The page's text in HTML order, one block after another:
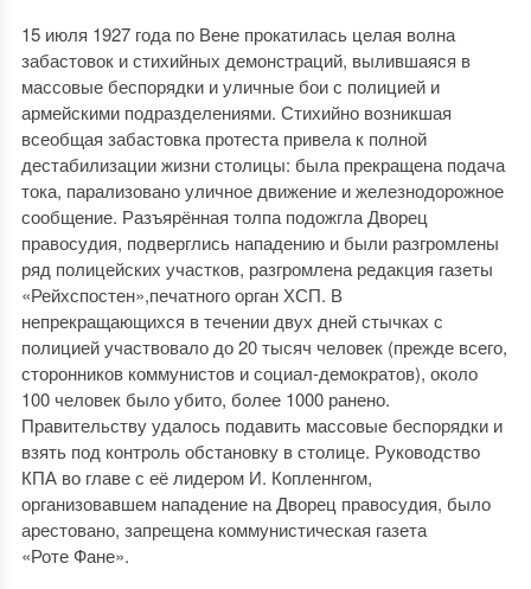
15 июля 1927 года по Вене прокатилась целая волна
забастовок и стихийных демонстраций, вылившаяся в
массовые беспорядки и уличные бои с полицией и
армейскими подразделениями. Стихийно возникшая
всеобщая забастовка протеста привела к полной
дестабилизации жизни столицы: была прекращена подача
тока, парализовано уличное движение и железнодорожное
сообщение. Разъярённая толпа подожгла Дворец
правосудия, подверглись нападению и были разгромлены
ряд полицейских участков, разгромлена редакция газеты
«Рейхспостен»,печатного орган ХСП. В
непрекращающихся в течении двух дней стычках с
полицией участвовало до 20 тысяч человек (прежде всего,
сторонников коммунистов и социал-демократов), около
100 человек было убито, более 1000 ранено.
Правительству удалось подавить массовые беспорядки и
взять под контроль обстановку в столице. Руководство
КПА во главе с её лидером И. Копленнгом,
организовавшем нападение на Дворец правосудия, было
арестовано, запрещена коммунистическая газета
«Роте Фане».